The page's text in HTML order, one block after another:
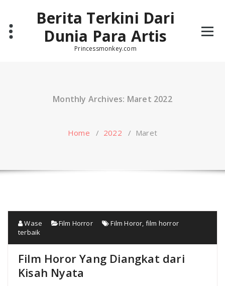
content
Berita Terkini Dari
Dunia Para Artis
Princessmonkey.com
Monthly Archives: Maret 2022
Home / 2022 / Maret
Wase Film Horror Film Horor film horror
terbaik
Film Horor Yang Diangkat dari
Kisah Nyata